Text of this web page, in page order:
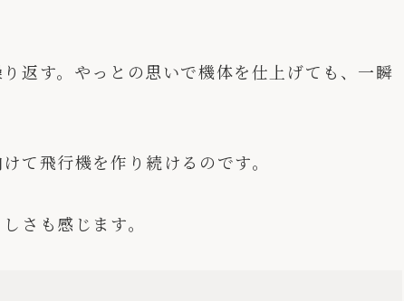
返す。やっとの思いで機体を仕上げても、一瞬
て飛行機を作り続けるのです。
さも感じます。